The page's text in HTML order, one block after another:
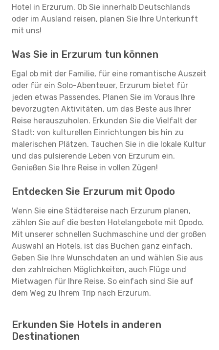
Hotel in Erzurum. Ob Sie innerhalb Deutschlands
oder im Ausland reisen, planen Sie Ihre Unterkunft
mit uns!
Was Sie in Erzurum tun können
Egal ob mit der Familie, für eine romantische Auszeit
oder für ein Solo-Abenteuer, Erzurum bietet für
jeden etwas Passendes. Planen Sie im Voraus Ihre
bevorzugten Aktivitäten, um das Beste aus Ihrer
Reise herauszuholen. Erkunden Sie die Vielfalt der
Stadt: von kulturellen Einrichtungen bis hin zu
malerischen Plätzen. Tauchen Sie in die lokale Kultur
und das pulsierende Leben von Erzurum ein.
Genießen Sie Ihre Reise in vollen Zügen!
Entdecken Sie Erzurum mit Opodo
Wenn Sie eine Städtereise nach Erzurum planen,
zählen Sie auf die besten Hotelangebote mit Opodo.
Mit unserer schnellen Suchmaschine und der großen
Auswahl an Hotels, ist das Buchen ganz einfach.
Geben Sie Ihre Wunschdaten an und wählen Sie aus
den zahlreichen Möglichkeiten, auch Flüge und
Mietwagen für Ihre Reise. So einfach sind Sie auf
dem Weg zu Ihrem Trip nach Erzurum.
Erkunden Sie Hotels in anderen
Destinationen